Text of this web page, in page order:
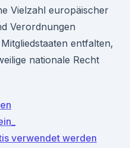
Vielzahl europäischer
Verordnungen
entfalten,
nationale Recht
verwendet werden